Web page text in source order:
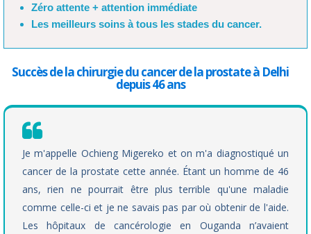
Zéro attente + attention immédiate
Les meilleurs soins à tous les stades du cancer.
Succès de la chirurgie du cancer de la prostate à Delhi
depuis 46 ans
Je m'appelle Ochieng Migereko et on m'a diagnostiqué un
cancer de la prostate cette année. Étant un homme de 46
ans, rien ne pourrait être plus terrible qu'une maladie
comme celle-ci et je ne savais pas par où obtenir de l'aide.
Les hôpitaux de cancérologie en Ouganda n’avaient